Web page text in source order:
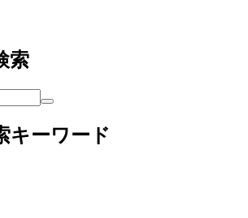
索
キーワード